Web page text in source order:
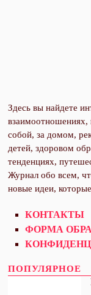
Здесь вы найдете
взаимоотношениях,
собой, за домом,
детей, здоровом
тенденциях,
Журнал обо всем,
новые идеи,
КОНТАКТЫ
ФОРМА
ПОПУЛЯРНОЕ